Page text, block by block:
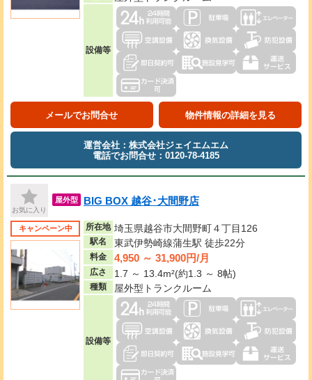
設備等
メールでお問合せ 物件情報の詳細を見る
運営会社：株式会社ジェイエムエム
電話でお問合せ：0120-78-4185
お気に入り
屋外型 BIG BOX 越谷･大間野店
キャンペーン中 所在地 埼玉県越谷市大間野町４丁目126
駅名 東武伊勢崎線蒲生駅 徒歩22分
料金 4,950 ～ 31,900円/月
広さ 1.7 ～ 13.4m²(約1.3 ～ 8帖)
種類 屋外型トランクルーム
設備等